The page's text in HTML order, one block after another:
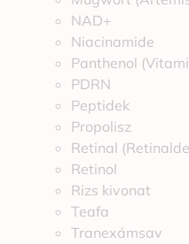
NAD+
Niacinamide
Panthenol
PDRN
Peptidek
Propolisz
Retinal
Retinol
Rizs kivonat
Teafa
Tranexámsav